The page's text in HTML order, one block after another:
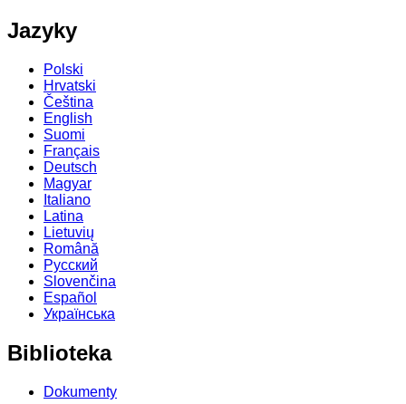
Jazyky
Polski
Hrvatski
Čeština
English
Suomi
Français
Deutsch
Magyar
Italiano
Latina
Lietuvių
Română
Русский
Slovenčina
Español
Українська
Biblioteka
Dokumenty